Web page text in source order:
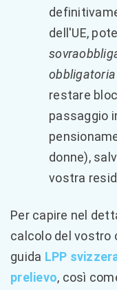
dell'UE,
obbligatoria
restare
passaggio
donne),
vostra
Per capire nel
calcolo del vostro
guida LPP
prelievo, così